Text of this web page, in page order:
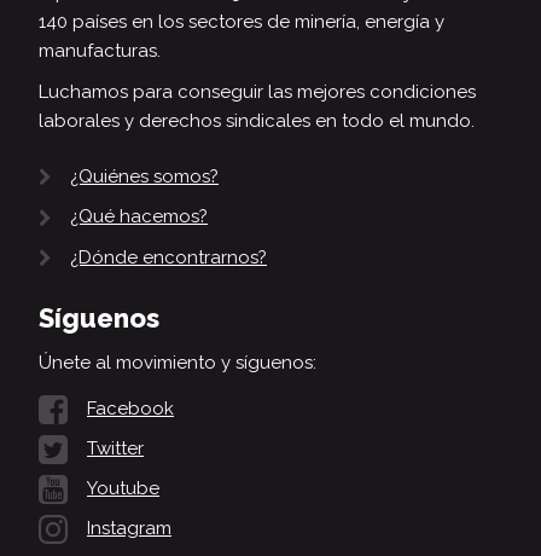
140 países en los sectores de minería, energía y
manufacturas.
Luchamos para conseguir las mejores condiciones
laborales y derechos sindicales en todo el mundo.
¿Quiénes somos?
¿Qué hacemos?
¿Dónde encontrarnos?
Síguenos
Únete al movimiento y síguenos:
Facebook
Twitter
Youtube
Instagram